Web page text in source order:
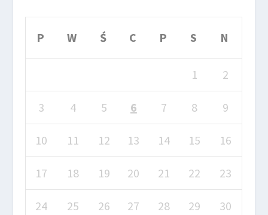
P W Ś C P S N
1 2
3 4 5 6 7 8 9
10 11 12 13 14 15 16
17 18 19 20 21 22 23
24 25 26 27 28 29 30